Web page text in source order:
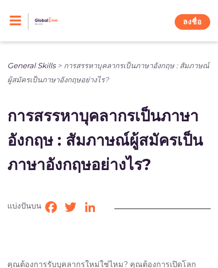
ลงชื่อ
General Skills> การสรรหาบุคลากรเป็นภาษาอังกฤษ : สัมภาษณ์
ผู้สมัครเป็นภาษาอังกฤษอย่างไร?
การสรรหาบุคลากรเป็นภาษา
อังกฤษ : สัมภาษณ์ผู้สมัครเป็น
ภาษาอังกฤษอย่างไร?
แบ่งปันบน Facebook
TwitterLinkedIn
คุณต้องการรับบุคลากรใหม่ใช่ไหม? คุณต้องการเปิดโลก